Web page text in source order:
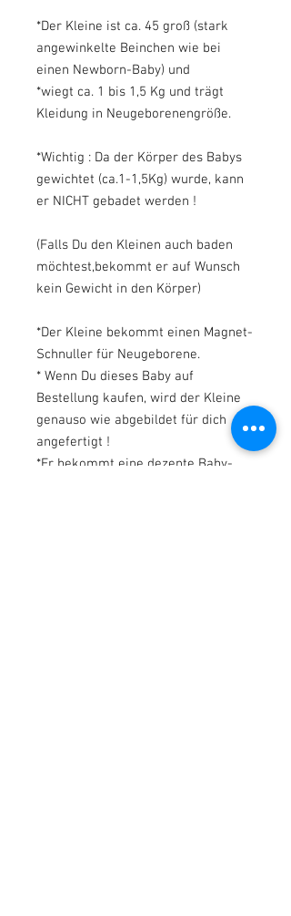
*Der Kleine ist ca. 45 groß (stark
angewinkelte Beinchen wie bei
einen Newborn-Baby) und
*wiegt ca. 1 bis 1,5 Kg und trägt
Kleidung in Neugeborenengröße.
*Wichtig : Da der Körper des Babys
gewichtet (ca.1-1,5Kg) wurde, kann
er NICHT gebadet werden !
(Falls Du den Kleinen auch baden
möchtest,bekommt er auf Wunsch
kein Gewicht in den Körper)
*Der Kleine bekommt einen Magnet-
Schnuller für Neugeborene.
* Wenn Du dieses Baby auf
Bestellung kaufen, wird der Kleine
genauso wie abgebildet für dich
angefertigt !
*Er bekommt eine dezente Baby-